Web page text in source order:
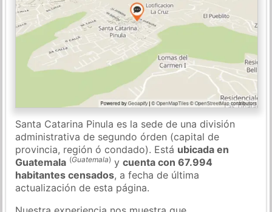
Santa Catarina Pinula es la sede de una división
administrativa de segundo órden (capital de
provincia, región ó condado). Está ubicada en
Guatemala (Guatemala) ycuenta con 67.994
habitantes censados, a fecha de última
actualización de esta página.